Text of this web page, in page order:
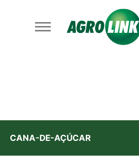
CANA-DE-AÇÚCAR